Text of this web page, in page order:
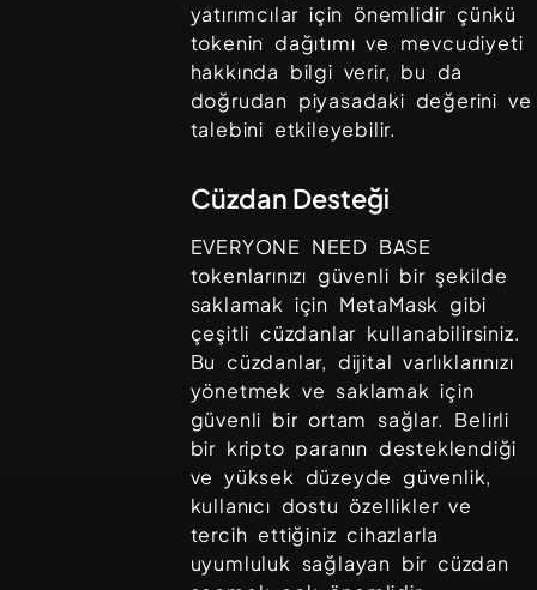
yatırımcılar için önemlidir çünkü
tokenin dağıtımı ve mevcudiyeti
hakkında bilgi verir, bu da
doğrudan piyasadaki değerini ve
talebini etkileyebilir.
Cüzdan Desteği
EVERYONE NEED BASE
tokenlarınızı güvenli bir şekilde
saklamak için MetaMask gibi
çeşitli cüzdanlar kullanabilirsiniz.
Bu cüzdanlar, dijital varlıklarınızı
yönetmek ve saklamak için
güvenli bir ortam sağlar. Belirli
bir kripto paranın desteklendiği
ve yüksek düzeyde güvenlik,
kullanıcı dostu özellikler ve
tercih ettiğiniz cihazlarla
uyumluluk sağlayan bir cüzdan